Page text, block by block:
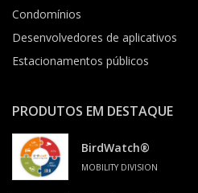
Condomínios
Desenvolvedores de aplicativos
Estacionamentos públicos
PRODUTOS EM DESTAQUE
BirdWatch®
MOBILITY DIVISION